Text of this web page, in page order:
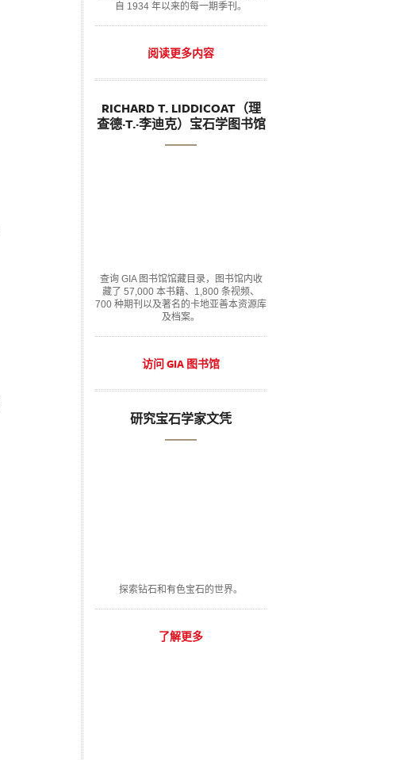
自 1934 年以来的每一期季刊。
阅读更多内容
RICHARD T. LIDDICOAT（理
查德·T.·李迪克）宝石学图书馆
查询 GIA 图书馆馆藏目录，图书馆内收
藏了 57,000 本书籍、1,800 条视频、
700 种期刊以及著名的卡地亚善本资源库
及档案。
访问 GIA 图书馆
研究宝石学家文凭
探索钻石和有色宝石的世界。
了解更多